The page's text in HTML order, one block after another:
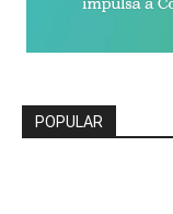
POPULAR